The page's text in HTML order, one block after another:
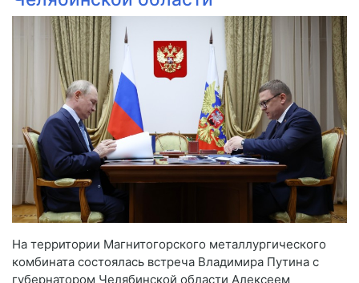
На территории Магнитогорского металлургического
комбината состоялась встреча Владимира Путина с
губернатором Челябинской области Алексеем